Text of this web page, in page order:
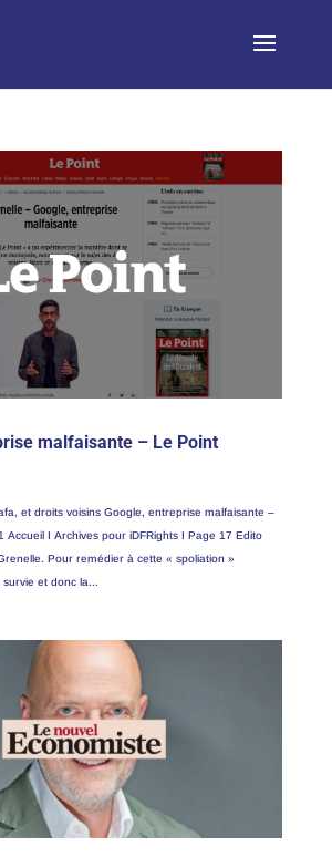
malfaisante – Le Point
et droits voisins Google, entreprise malfaisante –
Accueil I Archives pour iDFRights I Page 17 Edito
Pour remédier à cette « spoliation »
et donc la...